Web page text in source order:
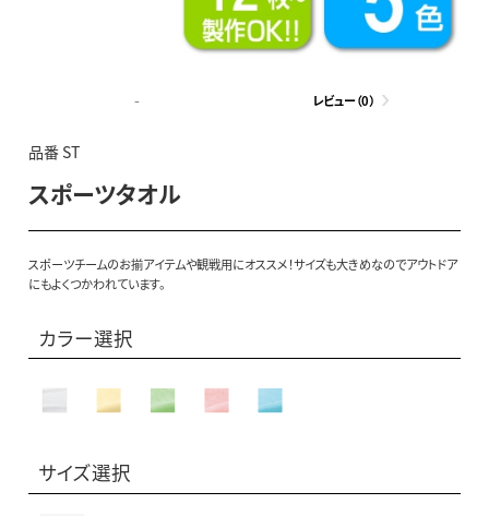
- レビュー（0）
品番 ST
スポーツタオル
スポーツチームのお揃アイテムや観戦用にオススメ！サイズも大きめなのでアウトドア
にもよくつかわれています。
カラー選択
サイズ選択